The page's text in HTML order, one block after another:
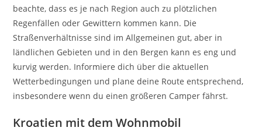
beachte, dass es je nach Region auch zu plötzlichen
Regenfällen oder Gewittern kommen kann. Die
Straßenverhältnisse sind im Allgemeinen gut, aber in
ländlichen Gebieten und in den Bergen kann es eng und
kurvig werden. Informiere dich über die aktuellen
Wetterbedingungen und plane deine Route entsprechend,
insbesondere wenn du einen größeren Camper fährst.
Kroatien mit dem Wohnmobil